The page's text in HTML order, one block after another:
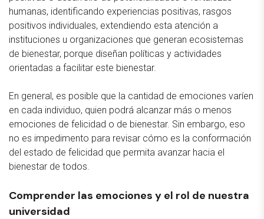
humanas, identificando experiencias positivas, rasgos
positivos individuales, extendiendo esta atención a
instituciones u organizaciones que generan ecosistemas
de bienestar, porque diseñan políticas y actividades
orientadas a facilitar este bienestar.
En general, es posible que la cantidad de emociones varíen
en cada individuo, quien podrá alcanzar más o menos
emociones de felicidad o de bienestar. Sin embargo, eso
no es impedimento para revisar cómo es la conformación
del estado de felicidad que permita avanzar hacia el
bienestar de todos.
Comprender las emociones y el rol de nuestra
universidad